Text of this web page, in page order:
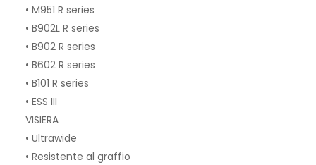
• M951 R series
• B902L R series
• B902 R series
• B602 R series
• B101 R series
• ESS III
VISIERA
• Ultrawide
• Resistente al graffio